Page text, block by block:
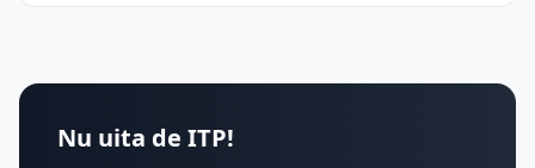
Nu uita de ITP!